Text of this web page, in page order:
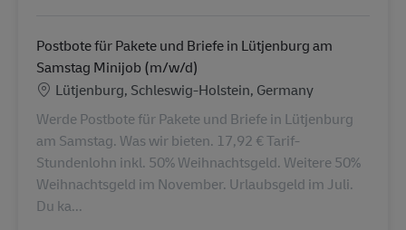
Postbote für Pakete und Briefe in Lütjenburg am
Samstag Minijob (m/w/d)
LocatieLütjenburg, Schleswig-Holstein, Germany
Werde Postbote für Pakete und Briefe in Lütjenburg
am Samstag. Was wir bieten. 17,92 € Tarif-
Stundenlohn inkl. 50% Weihnachtsgeld. Weitere 50%
Weihnachtsgeld im November. Urlaubsgeld im Juli.
Du ka...